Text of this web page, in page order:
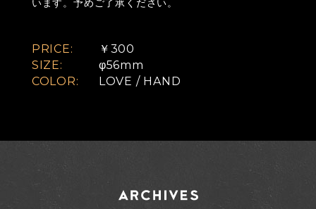
います。予めご了承ください。
PRICE:
￥300
SIZE:
φ56mm
COLOR:
LOVE / HAND